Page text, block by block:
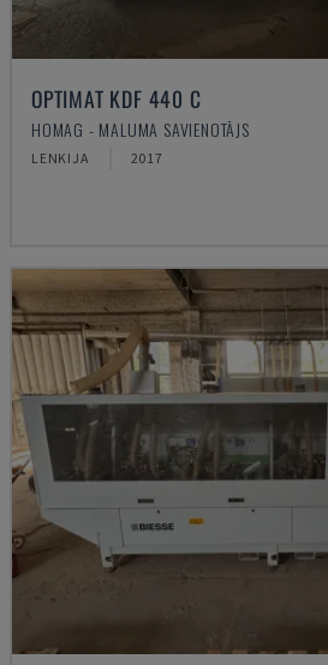
OPTIMAT KDF 440 C
HOMAG - MALUMA SAVIENOTĀJS
LENKIJA 2017